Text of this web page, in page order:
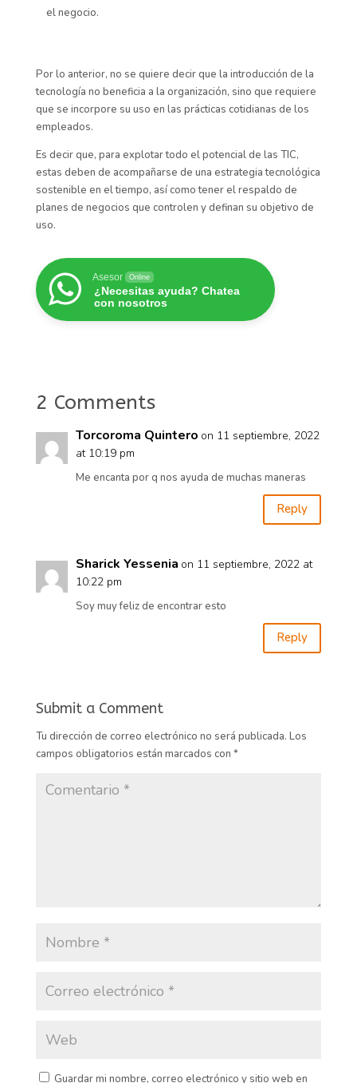
el negocio.
Por lo anterior, no se quiere decir que la introducción de la
tecnología no beneficia a la organización, sino que requiere
que se incorpore su uso en las prácticas cotidianas de los
empleados.
Es decir que, para explotar todo el potencial de las TIC,
estas deben de acompañarse de una estrategia tecnológica
sostenible en el tiempo, así como tener el respaldo de
planes de negocios que controlen y definan su objetivo de
uso.
Asesor Online
¿Necesitas ayuda? Chatea
con nosotros
2 Comments
Torcoroma Quintero on 11 septiembre, 2022
at 10:19 pm
Me encanta por q nos ayuda de muchas maneras
Reply
Sharick Yessenia on 11 septiembre, 2022 at
10:22 pm
Soy muy feliz de encontrar esto
Reply
Submit a Comment
Tu dirección de correo electrónico no será publicada. Los
campos obligatorios están marcados con *
Guardar mi nombre, correo electrónico y sitio web en